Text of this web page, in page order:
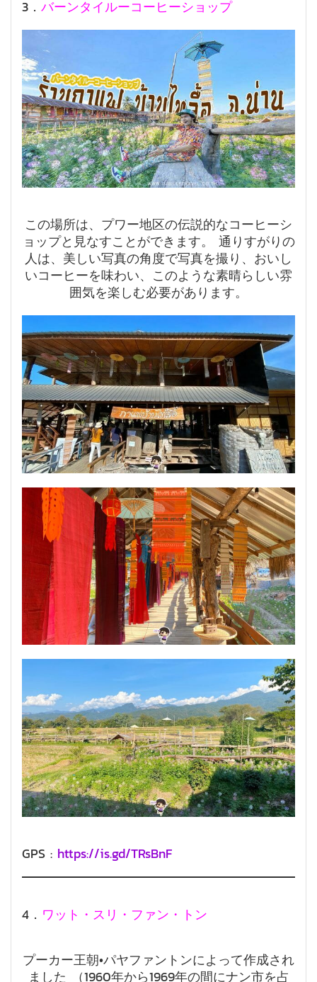
3． バーンタイルーコーヒーショップ
この場所は、プワー地区の伝説的なコーヒーシ
ョップと見なすことができます。 通りすがりの
人は、美しい写真の角度で写真を撮り、おいし
いコーヒーを味わい、このような素晴らしい雰
囲気を楽しむ必要があります。
GPS : https://is.gd/TRsBnF
4． ワット・スリ・ファン・トン
プーカー王朝•パヤファントンによって作成され
ました （1960年から1969年の間にナン市を占